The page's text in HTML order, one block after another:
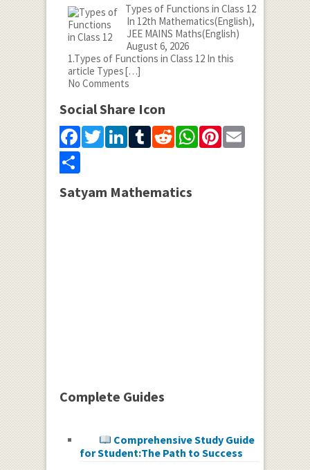
Types of Functions in Class 12
In 12th Mathematics(English),
JEE MAINS Maths(English)
August 6, 2026
1.Types of Functions in Class 12 In this
article Types[…]
No Comments
Social Share Icon
Facebook
Twitter
LinkedIn
Tumblr
Reddit
WhatsApp
Pinterest
Email
Share
Satyam Mathematics
Complete Guides
Comprehensive Study Guide
for Student:The Path to Success